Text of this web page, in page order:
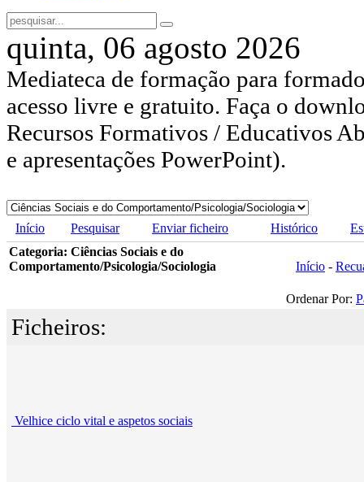
quinta, 06 agosto 2026
Mediateca de formação para
acesso livre e gratuito. Faça o
Recursos Formativos / Educativos
e apresentações PowerPoint).
Início Pesquisar Enviar ficheiro Histórico
Categoria: Ciências Sociais e do
Comportamento/Psicologia/Sociologia
Início -
Ordenar Por:
Ficheiros:
Velhice ciclo vital e aspetos sociais